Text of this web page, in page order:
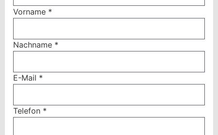
Vorname *
Nachname *
E-Mail *
Telefon *